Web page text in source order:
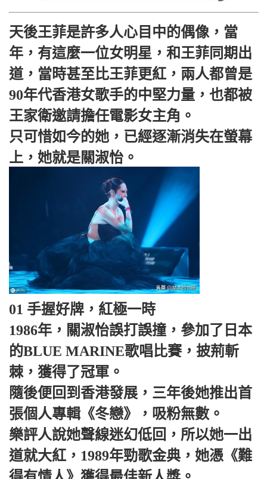
天後王菲是許多人心目中的偶像，當
年，有這麼一位女明星，和王菲同期出
道，當時甚至比王菲更紅，兩人都曾是
90年代香港女歌手的中堅力量，也都被
王家衛邀請擔任電影女主角。
只可惜如今的她，已經逐漸消失在螢幕
上，她就是關淑怡。
01 手握好牌，紅極一時
1986年，關淑怡誤打誤撞，參加了日本
的BLUE MARINE歌唱比賽，披荊斬
棘，獲得了冠軍。
隨後便回到香港發展，三年後她推出首
張個人專輯《冬戀》，吸粉無數。
樂評人說她聲線迷幻低回，所以她一出
道就大紅，1989年勁歌金典，她憑《難